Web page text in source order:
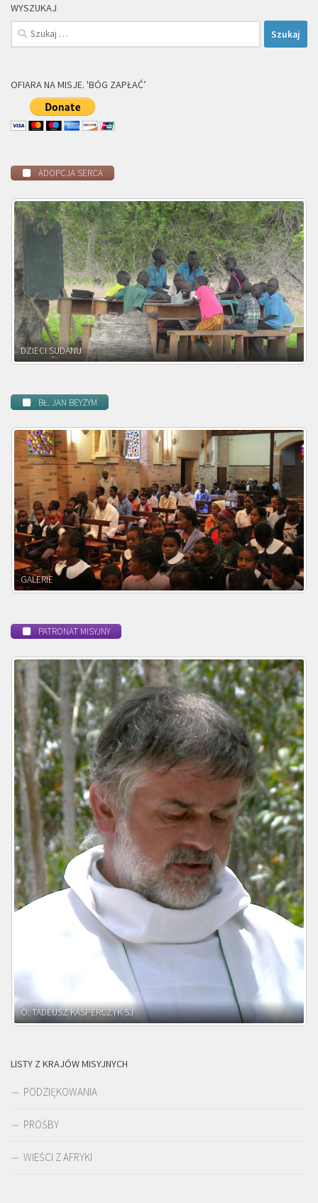
WYSZUKAJ
Szukaj:
OFIARA NA MISJE. 'BÓG ZAPŁAĆ’
ADOPCJA SERCA
DZIECI ZAMBII
BŁ. JAN BEYZYM
POWOŁANIE MISYJNE
PATRONAT MISYJNY
O. ADNRZEJ LEŚNIARA SJ
LISTY Z KRAJÓW MISYJNYCH
PODZIĘKOWANIA
PROŚBY
WIEŚCI Z AFRYKI